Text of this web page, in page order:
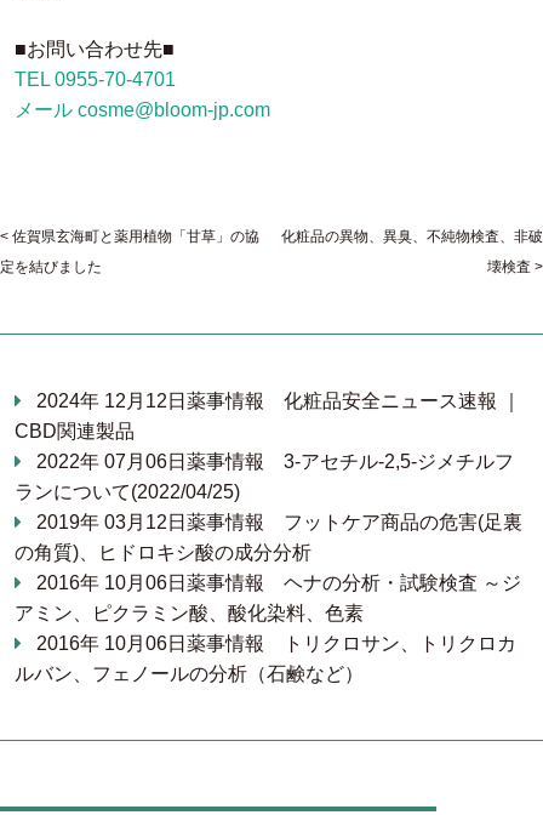
■お問い合わせ先■
TEL 0955-70-4701
メール cosme@bloom-jp.com
佐賀県玄海町と薬用植物「甘草」の協
定を結びました
化粧品の異物、異臭、不純物検査、非破
壊検査
2024年 12月12日 薬事情報 化粧品安全ニュース速報 ｜
CBD関連製品
2022年 07月06日 薬事情報 3-アセチル-2,5-ジメチルフ
ランについて(2022/04/25)
2019年 03月12日 薬事情報 フットケア商品の危害(足裏
の角質)、ヒドロキシ酸の成分分析
2016年 10月06日 薬事情報 ヘナの分析・試験検査 ～ジ
アミン、ピクラミン酸、酸化染料、色素
2016年 10月06日 薬事情報
トリクロサン、トリクロカ
ルバン、フェノールの分析（石鹸など）